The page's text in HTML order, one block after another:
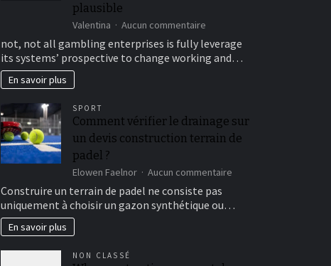
plausible
Valentina Aucun commentairesur
delivers
legitimate
vibrant
issues,
environment
plausible
not, not all gambling enterprises is fully leverage
its systems’ prospective to change working and…
En savoir plus
SPORT
Comment vérifier le drainage sur
un devis construction terrain de
padel ?
Elowen Faelnor Aucun commentairesur
le
Construire un terrain de padel ne consiste pas
uniquement à choisir un gazon synthétique ou…
En savoir plus
NON CLASSÉ